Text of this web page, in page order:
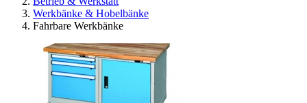
Werkbänke & Hobelbänke
Fahrbare Werkbänke